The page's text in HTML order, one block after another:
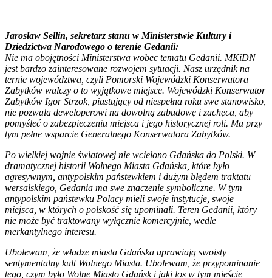
Jarosław Sellin, sekretarz stanu w Ministerstwie Kultury i
Dziedzictwa Narodowego o terenie Gedanii:
Nie ma obojętności Ministerstwa wobec tematu Gedanii. MKiDN
jest bardzo zainteresowane rozwojem sytuacji. Nasz urzędnik na
ternie województwa, czyli Pomorski Wojewódzki Konserwatora
Zabytków walczy o to wyjątkowe miejsce. Wojewódzki Konserwator
Zabytków Igor Strzok, piastujący od niespełna roku swe stanowisko,
nie pozwala deweloperowi na dowolną zabudowę i zachęca, aby
pomyśleć o zabezpieczeniu miejsca i jego historycznej roli. Ma przy
tym pełne wsparcie Generalnego Konserwatora Zabytków.
Po wielkiej wojnie światowej nie wcielono Gdańska do Polski. W
dramatycznej historii Wolnego Miasta Gdańska, które było
agresywnym, antypolskim państewkiem i dużym błędem traktatu
wersalskiego, Gedania ma swe znaczenie symboliczne. W tym
antypolskim państewku Polacy mieli swoje instytucje, swoje
miejsca, w których o polskość się upominali. Teren Gedanii, który
nie może być traktowany wyłącznie komercyjnie, wedle
merkantylnego interesu.
Ubolewam, że władze miasta Gdańska uprawiają swoisty
sentymentalny kult Wolnego Miasta. Ubolewam, że przypominanie
tego, czym było Wolne Miasto Gdańsk i jaki los w tym mieście